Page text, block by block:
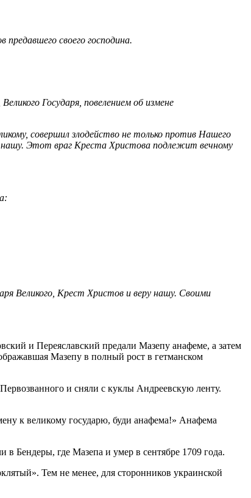
своего господина.
Государя, повелением об измене
совершил злодейство не только против Нашего
нашу. Этот враг Креста Христова подлежит вечному
Великого, Крест Христов и веру нашу. Своими
и Переяславский предали Мазепу анафеме, а затем
Мазепу в полный рост в гетманском
и сняли с куклы Андреевскую ленту.
к великому государю, буди анафема!» Анафема
Бендеры, где Мазепа и умер в сентябре 1709 года.
Тем не менее, для сторонников украинской